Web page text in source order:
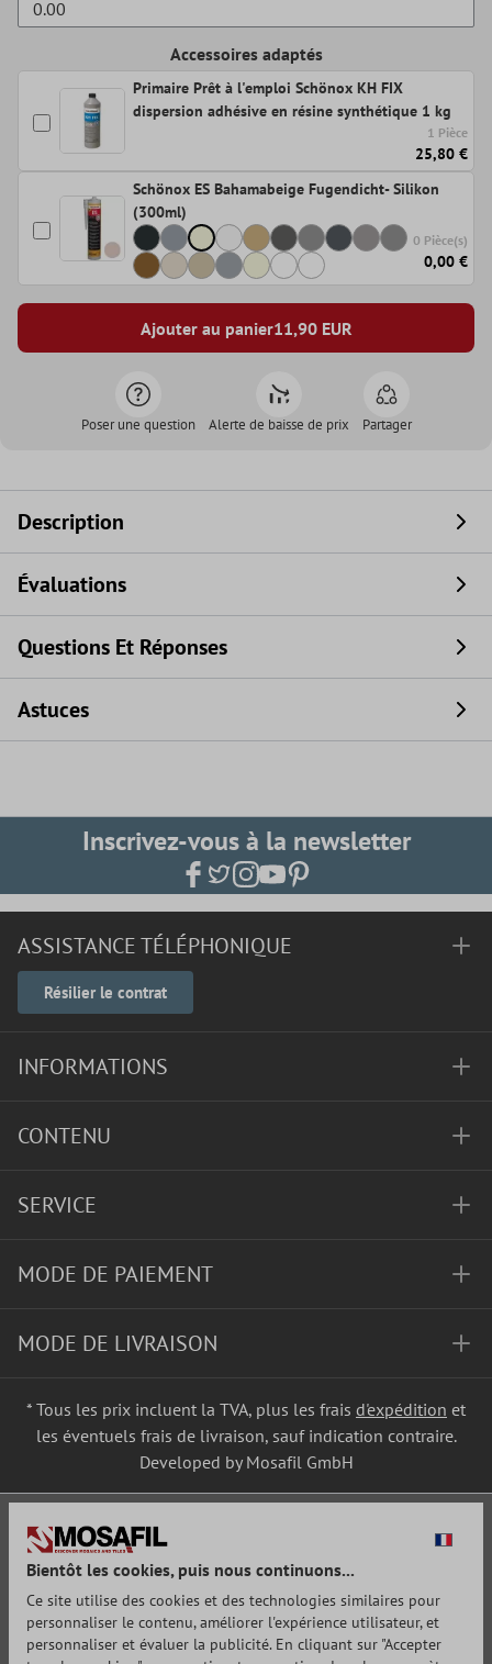
Accessoires adaptés
Primaire Prêt à l'emploi Schönox KH FIX
dispersion adhésive en résine synthétique 1 kg
1 Pièce
25,80 €
Schönox ES Bahamabeige Fugendicht- Silikon
(300ml)
0 Pièce(s)
0,00 €
Ajouter au panier11,90EUR
Poser une question Alerte de baisse de prix Partager
Description
Évaluations
Questions Et Réponses
Astuces
Inscrivez-vous à la newsletter
ASSISTANCE TÉLÉPHONIQUE
Résilier le contrat
INFORMATIONS
CONTENU
SERVICE
MODE DE PAIEMENT
MODE DE LIVRAISON
* Tous les prix incluent la TVA, plus les frais d'expédition et
les éventuels frais de livraison, sauf indication contraire.
Developed by Mosafil GmbH
Bientôt les cookies, puis nous continuons...
Ce site utilise des cookies et des technologies similaires pour
personnaliser le contenu, améliorer l'expérience utilisateur, et
personnaliser et évaluer la publicité. En cliquant sur "Accepter